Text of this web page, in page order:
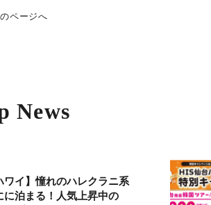
ページへ
News
ワイ】憧れのハレクラニ系
に泊まる！人気上昇中の